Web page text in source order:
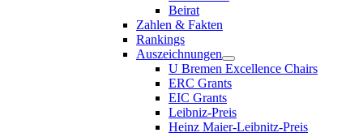
Beirat
Zahlen & Fakten
Rankings
Auszeichnungen
U Bremen Excellence Chairs
ERC Grants
EIC Grants
Leibniz-Preis
Heinz Maier-Leibnitz-Preis